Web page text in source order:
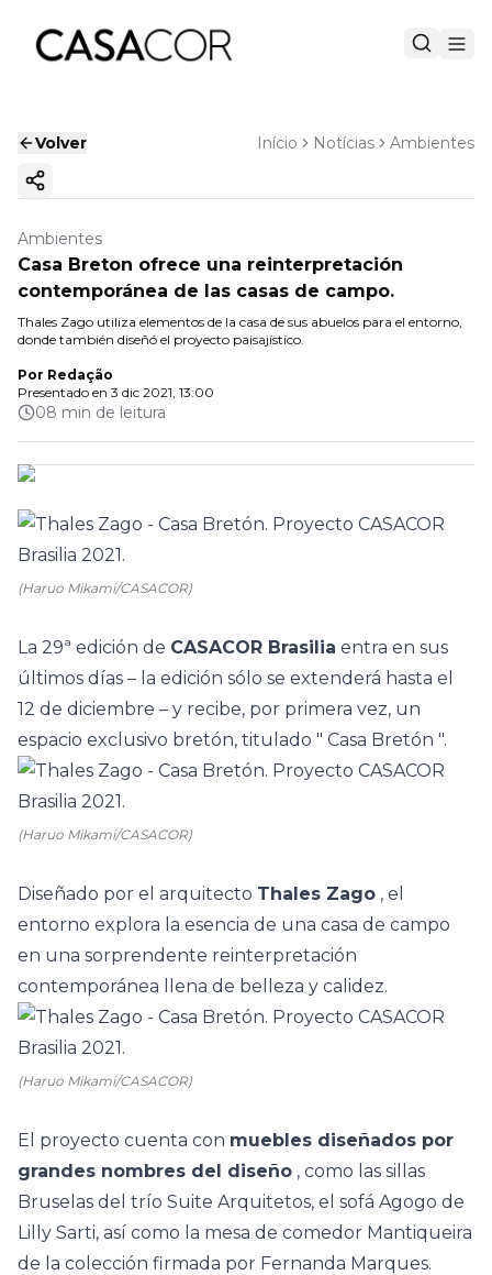
Volver Início Notícias Ambientes
Copiar enlace
Ambientes
Casa Breton ofrece una reinterpretación
contemporánea de las casas de campo.
Thales Zago utiliza elementos de la casa de sus abuelos para el entorno,
donde también diseñó el proyecto paisajístico.
Por Redação
Presentado en 3 dic 2021, 13:00
08 min de leitura
(Haruo Mikami/CASACOR)
La 29ª edición de CASACOR Brasilia entra en sus
últimos días – la edición sólo se extenderá hasta el
12 de diciembre – y recibe, por primera vez, un
espacio exclusivo bretón, titulado " Casa Bretón ".
(Haruo Mikami/CASACOR)
Diseñado por el arquitecto Thales Zago , el
entorno explora la esencia de una casa de campo
en una sorprendente reinterpretación
contemporánea llena de belleza y calidez.
(Haruo Mikami/CASACOR)
El proyecto cuenta con muebles diseñados por
grandes nombres del diseño , como las sillas
Bruselas del trío Suite Arquitetos, el sofá Agogo de
Lilly Sarti, así como la mesa de comedor Mantiqueira
de la colección firmada por Fernanda Marques.